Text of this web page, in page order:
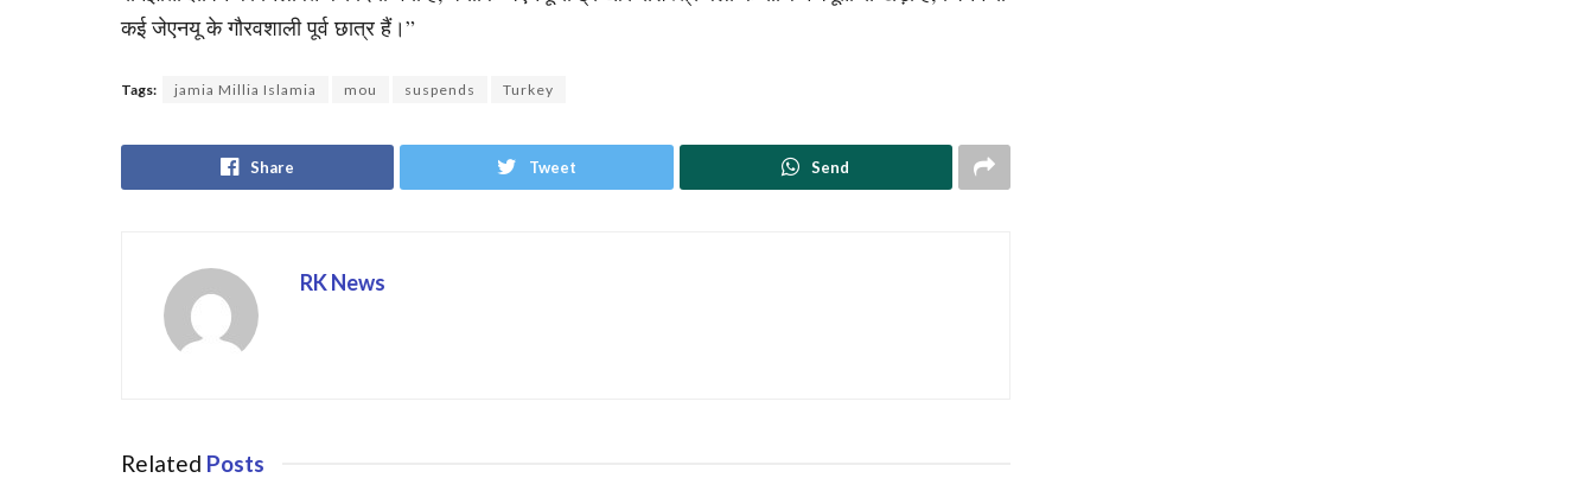
कई जेएनयू के गौरवशाली पूर्व छात्र हैं।”
Tags: jamia Millia Islamia mou suspends Turkey
Share Tweet Send
RK News
Related Posts